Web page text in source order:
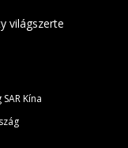
világszerte
Kína